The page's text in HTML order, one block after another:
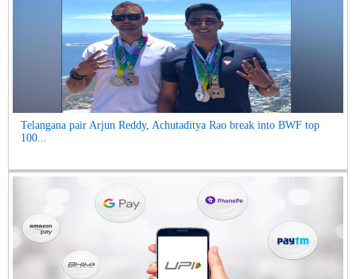
Telangana pair Arjun Reddy, Achutaditya Rao break into BWF top
100...